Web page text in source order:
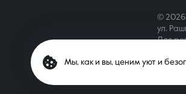
©
ул.
Для
Мы, как и вы, ценим уют и